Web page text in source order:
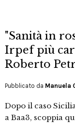
"Sanità in
Irpef più
Roberto
Pubblicato da Manuela
Dopo il caso
a Baa3, scoppia